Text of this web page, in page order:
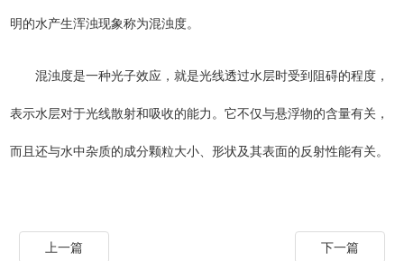
明的水产生浑浊现象称为混浊度。
混浊度是一种光子效应，就是光线透过水层时受到阻碍的程度，
表示水层对于光线散射和吸收的能力。它不仅与悬浮物的含量有关，
而且还与水中杂质的成分颗粒大小、形状及其表面的反射性能有关。
上一篇 下一篇